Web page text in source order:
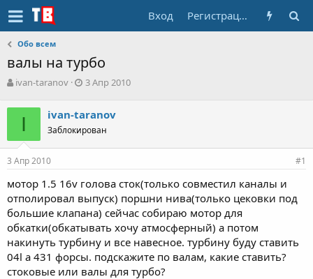
Вход Регистрация
Обо всем
валы на турбо
А
т
т
е
ы
ivan-taranov
Д
а
н
л
а
3 Апр 2010
I ivan-taranov
Заблокирован
3 Апр 2010 #1
мотор 1.5 16v голова сток(только совместил каналы и
отполировал выпуск) поршни нива(только цековки под
большие клапана) сейчас собираю мотор для
обкатки(обкатывать хочу атмосферный) а потом
накинуть турбину и все навесное. турбину буду ставить
04l а 431 форсы. подскажите по валам, какие ставить?
стоковые или валы для турбо?